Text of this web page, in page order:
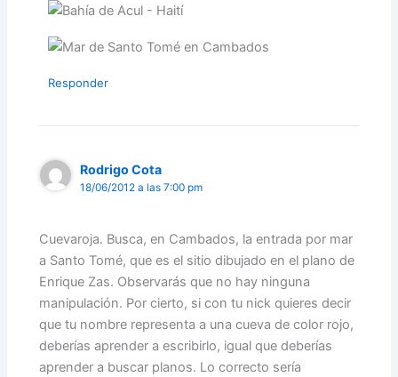
Responder
Rodrigo Cota
18/06/2012 a las 7:00 pm
Cuevaroja. Busca, en Cambados, la entrada por mar
a Santo Tomé, que es el sitio dibujado en el plano de
Enrique Zas. Observarás que no hay ninguna
manipulación. Por cierto, si con tu nick quieres decir
que tu nombre representa a una cueva de color rojo,
deberías aprender a escribirlo, igual que deberías
aprender a buscar planos. Lo correcto sería